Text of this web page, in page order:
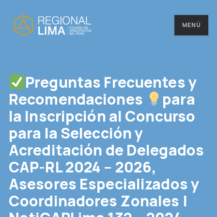
MENÚ
Preguntas Frecuentes y
Recomendaciones
para
la Inscripción al Concurso
para la Selección y
Acreditación de Delegados
CAP-RL 2024 – 2026,
Asesores Especializados y
Coordinadores Zonales |